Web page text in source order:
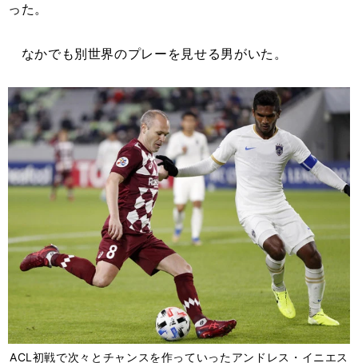
った。
なかでも別世界のプレーを見せる男がいた。
ACL初戦で次々とチャンスを作っていったアンドレス・イニエス